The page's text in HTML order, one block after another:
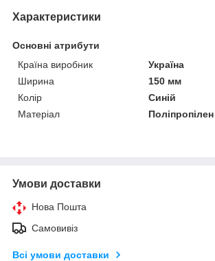
Характеристики
Основні атрибути
Країна виробник
Україна
Ширина
150 мм
Колір
Синій
Матеріал
Поліпропілен
Умови доставки
Нова Пошта
Самовивіз
Всі умови доставки